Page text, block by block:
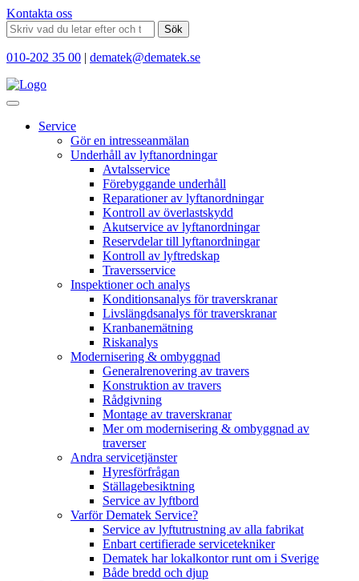
Kontakta oss
Sök
010-202 35 00 | dematek@dematek.se
Service
Gör en intresseanmälan
Underhåll av lyftanordningar
Avtalsservice
Förebyggande underhåll
Reparationer av lyftanordningar
Kontroll av överlastskydd
Akutservice av lyftanordningar
Reservdelar till lyftanordningar
Kontroll av lyftredskap
Traversservice
Inspektioner och analys
Konditionsanalys för traverskranar
Livslängdsanalys för traverskranar
Kranbanemätning
Riskanalys
Modernisering & ombyggnad
Generalrenovering av travers
Konstruktion av travers
Rådgivning
Montage av traverskranar
Mer om modernisering & ombyggnad av
traverser
Andra servicetjänster
Hyresförfrågan
Ställagebesiktning
Service av lyftbord
Varför Dematek Service?
Service av lyftutrustning av alla fabrikat
Enbart certifierade servicetekniker
Dematek har lokalkontor runt om i Sverige
Både bredd och djup